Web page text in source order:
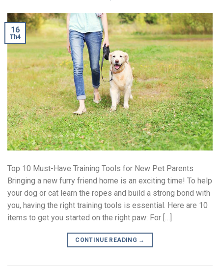
16
Th4
Top 10 Must-Have Training Tools for New Pet Parents
Bringing a new furry friend home is an exciting time! To help
your dog or cat learn the ropes and build a strong bond with
you, having the right training tools is essential. Here are 10
items to get you started on the right paw: For […]
CONTINUE READING →